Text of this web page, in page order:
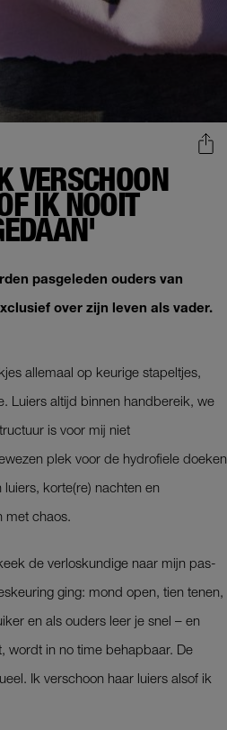
VERSCHOON
IK NOOIT
pasgeleden ouders van
over zijn leven als vader.
allemaal op keurige stapeltjes,
Luiers altijd binnen handbereik, we
is voor mij niet
plek voor de hydrofiele doeken
korte(re) nachten en
met chaos.
de verloskundige naar mijn ­pas­
ging: mond open, tien tenen,
en als ouders leer je snel – en
wordt in no time behapbaar. De
Ik verschoon haar luiers alsof ik